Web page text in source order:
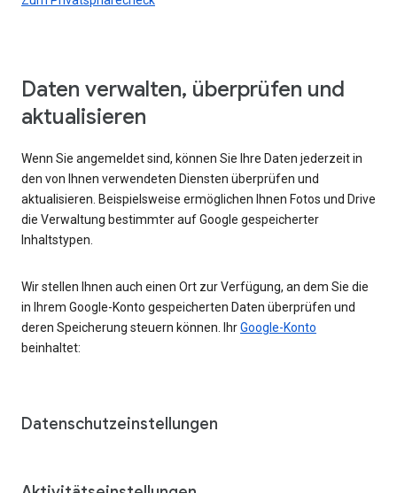
Daten verwalten, überprüfen und
aktualisieren
Wenn Sie angemeldet sind, können Sie Ihre Daten jederzeit in
den von Ihnen verwendeten Diensten überprüfen und
aktualisieren. Beispielsweise ermöglichen Ihnen Fotos und Drive
die Verwaltung bestimmter auf Google gespeicherter
Inhaltstypen.
Wir stellen Ihnen auch einen Ort zur Verfügung, an dem Sie die
in Ihrem Google-Konto gespeicherten Daten überprüfen und
deren Speicherung steuern können. IhrGoogle-Konto
beinhaltet:
Datenschutzeinstellungen